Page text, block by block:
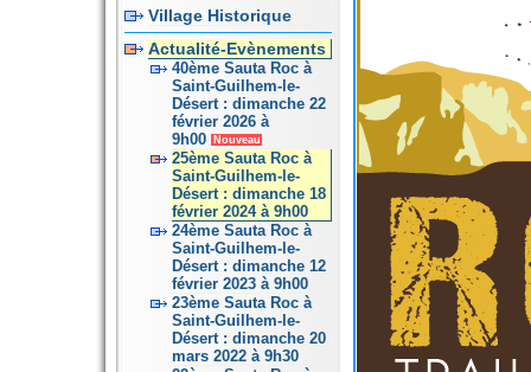
Village Historique
Actualité-Evènements
40ème Sauta Roc à
Saint-Guilhem-le-
Désert : dimanche 22
février 2026 à
9h00
Nouveau
25ème Sauta Roc à
Saint-Guilhem-le-
Désert : dimanche 18
février 2024 à 9h00
24ème Sauta Roc à
Saint-Guilhem-le-
Désert : dimanche 12
février 2023 à 9h00
23ème Sauta Roc à
Saint-Guilhem-le-
Désert : dimanche 20
mars 2022 à 9h30